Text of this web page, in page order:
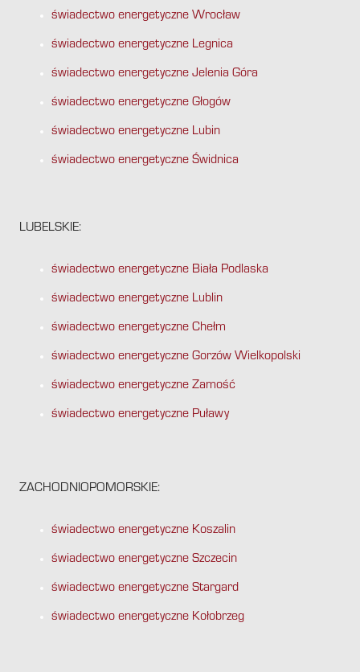
świadectwo energetyczne Wrocław
świadectwo energetyczne Legnica
świadectwo energetyczne Jelenia Góra
świadectwo energetyczne Głogów
świadectwo energetyczne Lubin
świadectwo energetyczne Świdnica
LUBELSKIE:
świadectwo energetyczne Biała Podlaska
świadectwo energetyczne Lublin
świadectwo energetyczne Chełm
świadectwo energetyczne Gorzów Wielkopolski
świadectwo energetyczne Zamość
świadectwo energetyczne Puławy
ZACHODNIOPOMORSKIE:
świadectwo energetyczne Koszalin
świadectwo energetyczne Szczecin
świadectwo energetyczne Stargard
świadectwo energetyczne Kołobrzeg